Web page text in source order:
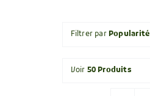
Filtrer par Popularité
Voir 50 Produits